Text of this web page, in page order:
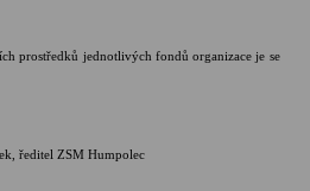
prostředků jednotlivých fondů organizace je se
ředitel ZSM Humpolec